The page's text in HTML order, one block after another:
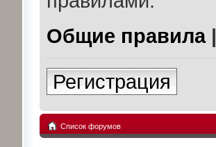
Общие правила|
Регистрация
Список форумов